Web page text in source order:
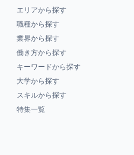
エリアから探す
職種から探す
業界から探す
働き方から探す
キーワードから探す
大学から探す
スキルから探す
特集一覧